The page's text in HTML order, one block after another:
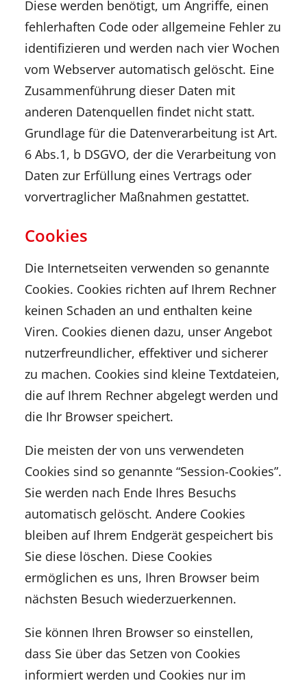
Diese werden benötigt, um Angriffe, einen
fehlerhaften Code oder allgemeine Fehler zu
identifizieren und werden nach vier Wochen
vom Webserver automatisch gelöscht. Eine
Zusammenführung dieser Daten mit
anderen Datenquellen findet nicht statt.
Grundlage für die Datenverarbeitung ist Art.
6 Abs.1, b DSGVO, der die Verarbeitung von
Daten zur Erfüllung eines Vertrags oder
vorvertraglicher Maßnahmen gestattet.
Cookies
Die Internetseiten verwenden so genannte
Cookies. Cookies richten auf Ihrem Rechner
keinen Schaden an und enthalten keine
Viren. Cookies dienen dazu, unser Angebot
nutzerfreundlicher, effektiver und sicherer
zu machen. Cookies sind kleine Textdateien,
die auf Ihrem Rechner abgelegt werden und
die Ihr Browser speichert.
Die meisten der von uns verwendeten
Cookies sind so genannte “Session-Cookies”.
Sie werden nach Ende Ihres Besuchs
automatisch gelöscht. Andere Cookies
bleiben auf Ihrem Endgerät gespeichert bis
Sie diese löschen. Diese Cookies
ermöglichen es uns, Ihren Browser beim
nächsten Besuch wiederzuerkennen.
Sie können Ihren Browser so einstellen,
dass Sie über das Setzen von Cookies
informiert werden und Cookies nur im